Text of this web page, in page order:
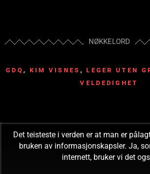
NØKKELORD
GDQ, KIM VISNES ,LEGER UTEN
VELDEDIGHET
READ! CONSUME!
Det teisteste i verden er at man er
bruken av informasjonskapsler. Ja,
internett, bruker vi det